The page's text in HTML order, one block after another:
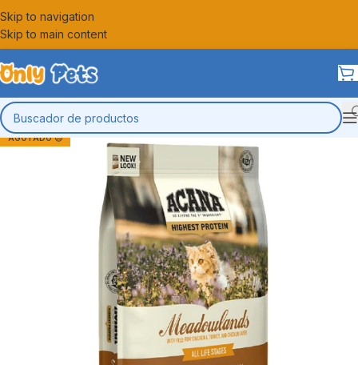
Skip to navigation
Skip to main content
AGOTADO 😔